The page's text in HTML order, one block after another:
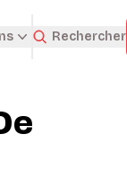
Rechercher